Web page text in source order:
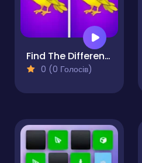
Find The Differences - Find It
0 (0 Голосів)